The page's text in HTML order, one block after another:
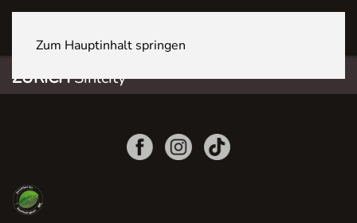
Zum Hauptinhalt springen
ZÜRICHSihlcity